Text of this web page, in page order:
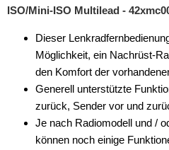
für Mercury
für Mini
für Mitsubishi
für Nissan
ISO/Mini-ISO Multilead -
Dieser
Möglichkeit, ein Nachrüst-
den Komfort der
Generell unterstützte
zurück, Sender vor und
Je nach Radiomodell und /
können noch einige